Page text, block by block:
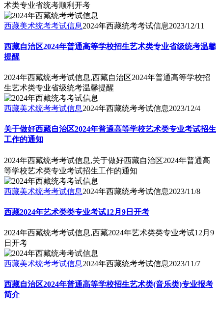
术类专业省统考顺利开考
西藏美术统考考试信息2024年西藏统考考试信息2023/12/11
西藏自治区2024年普通高等学校招生艺术类专业省级统考温馨
提醒
2024年西藏统考考试信息,西藏自治区2024年普通高等学校招
生艺术类专业省级统考温馨提醒
西藏美术统考考试信息2024年西藏统考考试信息2023/12/4
关于做好西藏自治区2024年普通高等学校艺术类专业考试招生
工作的通知
2024年西藏统考考试信息,关于做好西藏自治区2024年普通高
等学校艺术类专业考试招生工作的通知
西藏美术统考考试信息2024年西藏统考考试信息2023/11/8
西藏2024年艺术类类专业考试12月9日开考
2024年西藏统考考试信息,西藏2024年艺术类类专业考试12月9
日开考
西藏美术统考考试信息2024年西藏统考考试信息2023/11/7
西藏自治区2024年普通高等学校招生艺术类(音乐类)专业报考
简介